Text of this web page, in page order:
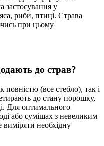
застосування у
риби, птиці. Страва
при цьому
до страв?
повністю (все стебло), так і
до стану порошку,
Для оптимального
або сумішах з невеликим
виміряти необхідну